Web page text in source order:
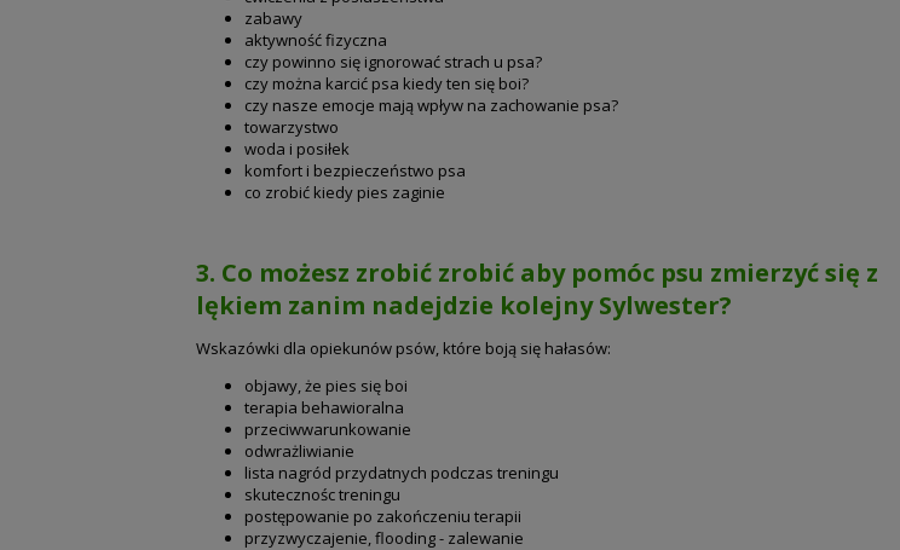
zabawy
aktywność fizyczna
czy powinno się ignorować strach u psa?
czy można karcić psa kiedy ten się boi?
czy nasze emocje mają wpływ na zachowanie psa?
towarzystwo
woda i posiłek
komfort i bezpieczeństwo psa
co zrobić kiedy pies zaginie
3. Co możesz zrobić zrobić aby pomóc psu zmierzyć się z
lękiem zanim nadejdzie kolejny Sylwester?
Wskazówki dla opiekunów psów, które boją się hałasów:
objawy, że pies się boi
terapia behawioralna
przeciwwarunkowanie
odwrażliwianie
lista nagród przydatnych podczas treningu
skutecznośc treningu
postępowanie po zakończeniu terapii
przyzwyczajenie, flooding - zalewanie